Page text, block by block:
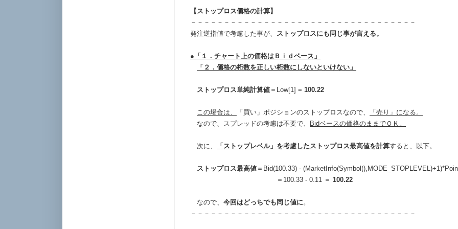
【ストップロス価格の計算】
－－－－－－－－－－－－－－－－－－－－－－－－－－－－－－－－－－
発注逆指値で考慮した事が、
ストップロスにも同じ事が言える。
●「１．チャート上の価格はＢｉｄベース」
「２．価格の桁数を正しい桁数にしないといけない」
ストップロス単純計算値 ＝Low[1] = 100.22
この場合は、 「買い」ポジションのストップロスなので、
「売り」になる。
なので、スプレッドの考慮は不要で、 Bidベースの価格のままでＯＫ。
次に、 「ストップレベル」を考慮したストップロス最高値を計算すると、以下。
ストップロス最高値 ＝Bid(100.33) -
＝100.33 - 0.11 ＝ 100.22
なので、 今回はどっちでも同じ値に 。
－－－－－－－－－－－－－－－－－－－－－－－－－－－－－－－－－－